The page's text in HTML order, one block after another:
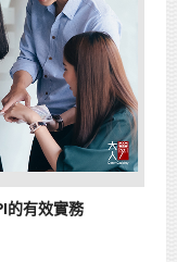
的有效實務